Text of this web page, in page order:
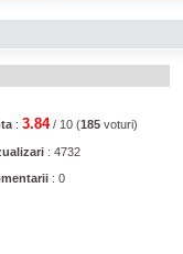
: 3.84/ 10 (185 voturi)
: 4732
: 0